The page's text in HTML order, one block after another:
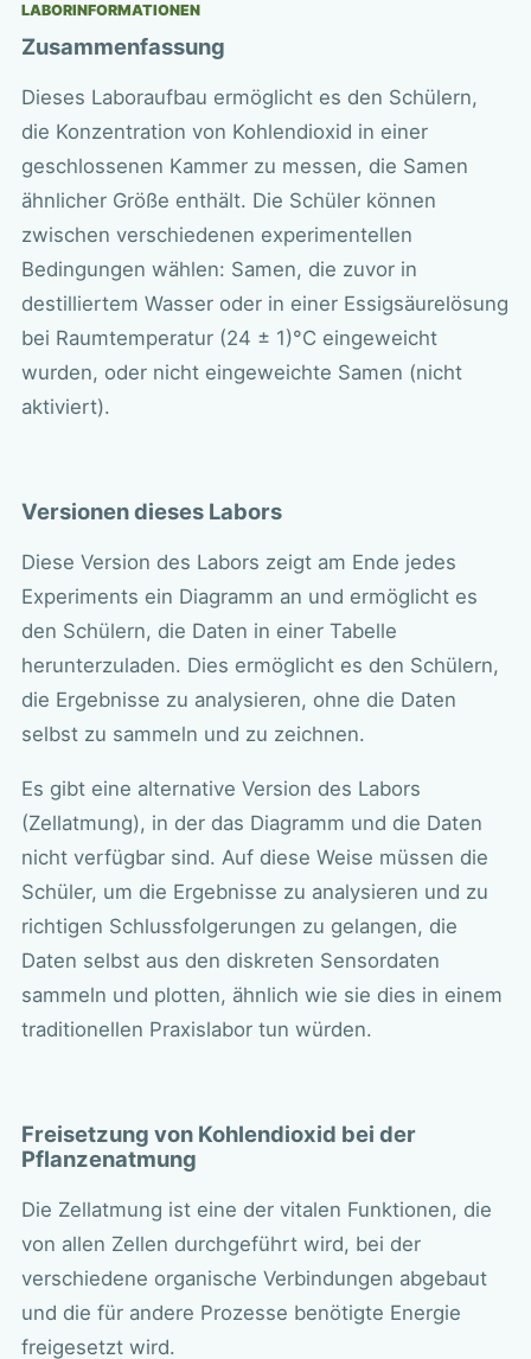
LABORINFORMATIONEN
Zusammenfassung
Dieses Laboraufbau ermöglicht es den Schülern,
die Konzentration von Kohlendioxid in einer
geschlossenen Kammer zu messen, die Samen
ähnlicher Größe enthält. Die Schüler können
zwischen verschiedenen experimentellen
Bedingungen wählen: Samen, die zuvor in
destilliertem Wasser oder in einer Essigsäurelösung
bei Raumtemperatur (24 ± 1)°C eingeweicht
wurden, oder nicht eingeweichte Samen (nicht
aktiviert).
Versionen dieses Labors
Diese Version des Labors zeigt am Ende jedes
Experiments ein Diagramm an und ermöglicht es
den Schülern, die Daten in einer Tabelle
herunterzuladen. Dies ermöglicht es den Schülern,
die Ergebnisse zu analysieren, ohne die Daten
selbst zu sammeln und zu zeichnen.
Es gibt eine alternative Version des Labors
(Zellatmung), in der das Diagramm und die Daten
nicht verfügbar sind. Auf diese Weise müssen die
Schüler, um die Ergebnisse zu analysieren und zu
richtigen Schlussfolgerungen zu gelangen, die
Daten selbst aus den diskreten Sensordaten
sammeln und plotten, ähnlich wie sie dies in einem
traditionellen Praxislabor tun würden.
Freisetzung von Kohlendioxid bei der
Pflanzenatmung
Die Zellatmung ist eine der vitalen Funktionen, die
von allen Zellen durchgeführt wird, bei der
verschiedene organische Verbindungen abgebaut
und die für andere Prozesse benötigte Energie
freigesetzt wird.